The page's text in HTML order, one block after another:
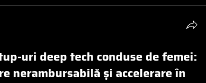
uri deep tech conduse de femei:
nerambursabilă și accelerare în